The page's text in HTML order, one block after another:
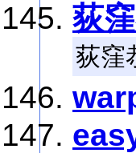
荻
荻窪